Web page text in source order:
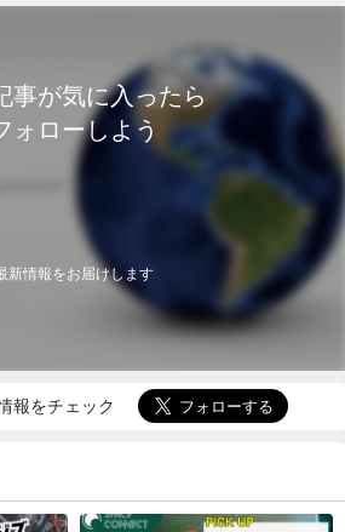
事が気に入ったら
ォローしよう
新情報をお届けします
報をチェック